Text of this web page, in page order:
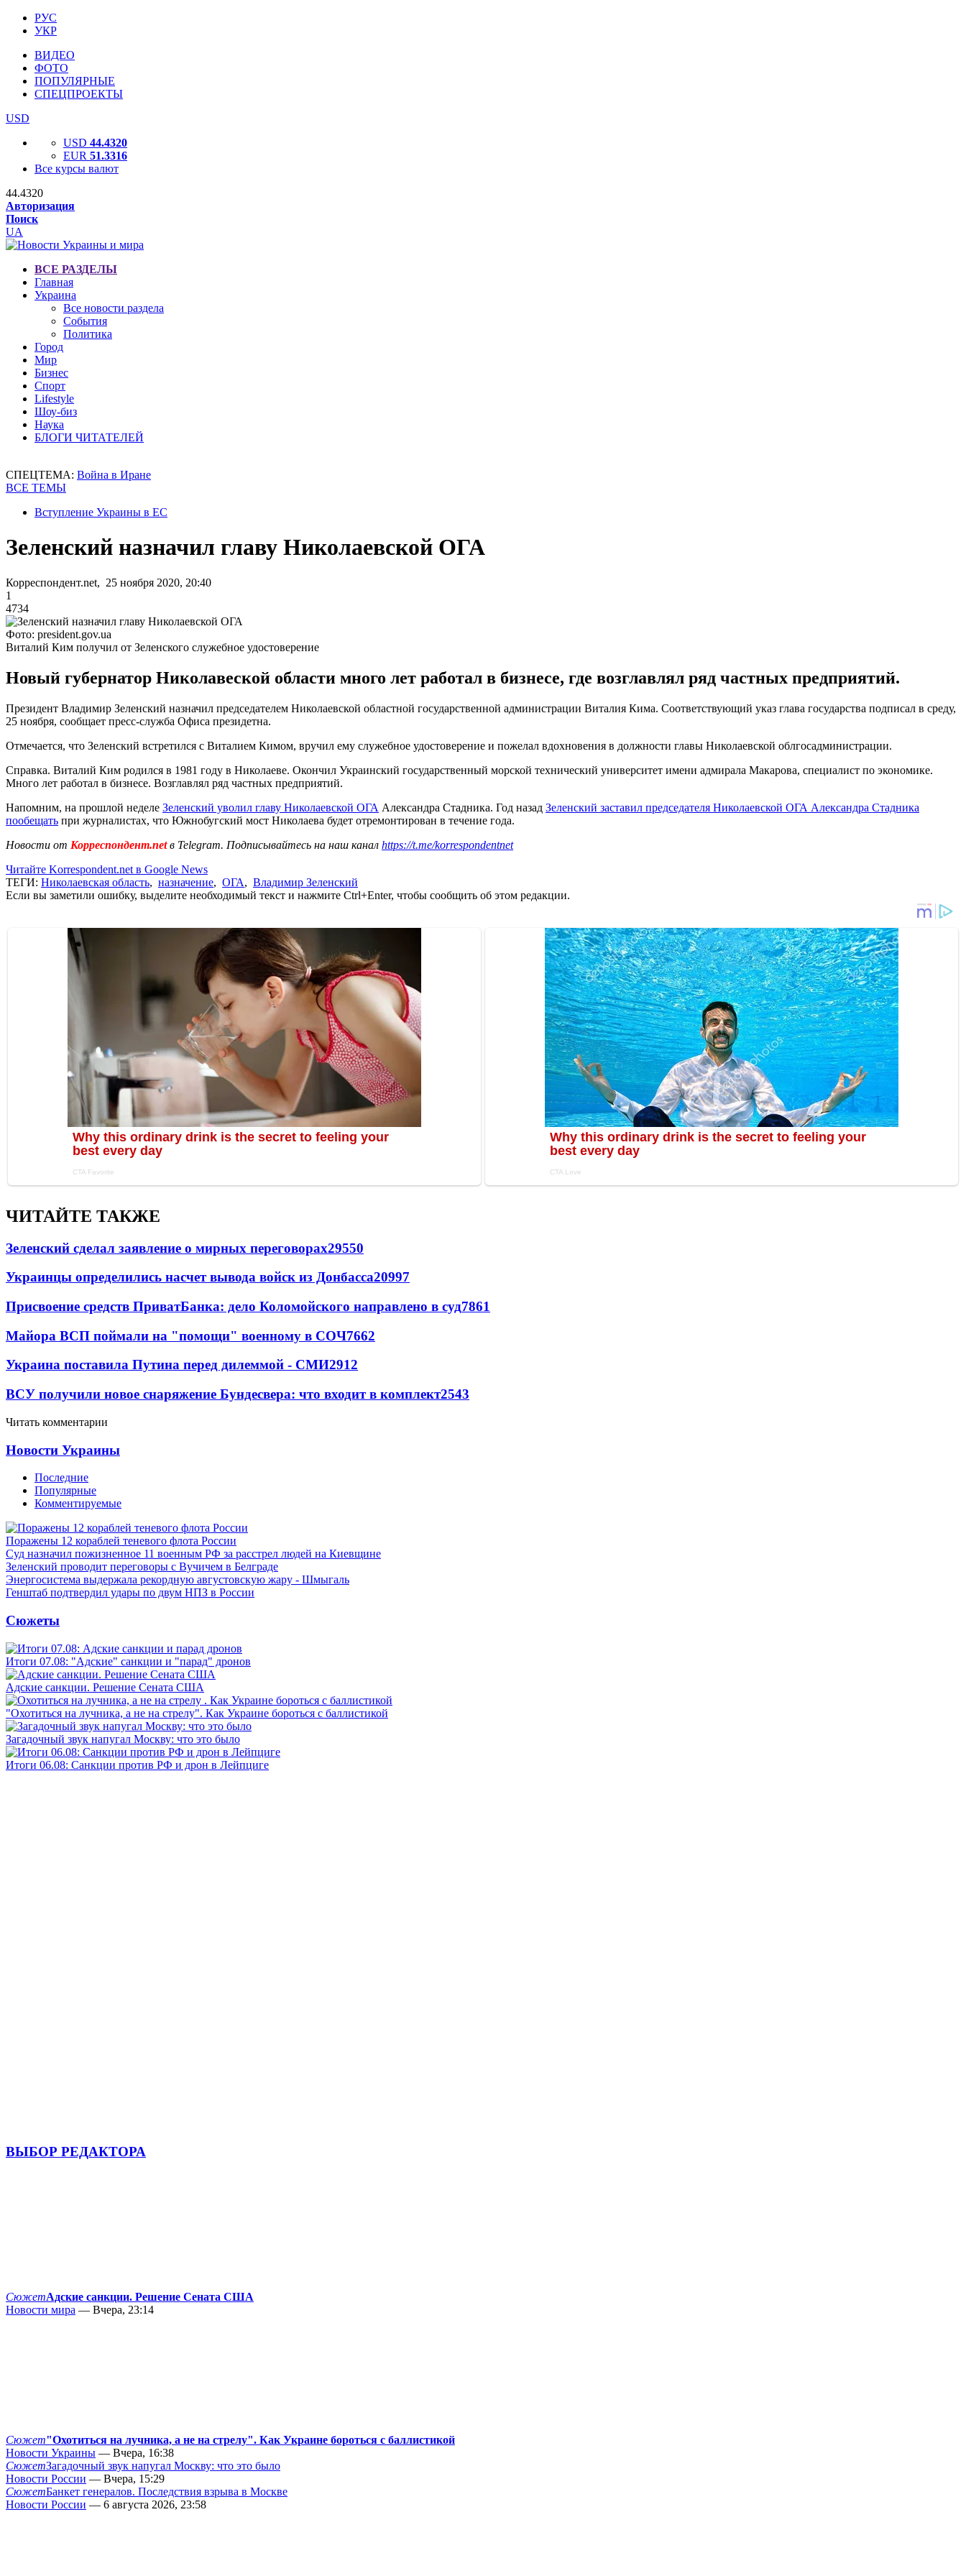
РУС
УКР
ВИДЕО
ФОТО
ПОПУЛЯРНЫЕ
СПЕЦПРОЕКТЫ
USD
USD 44.4320
EUR 51.3316
Все курсы валют
44.4320
Авторизация
Поиск
UA
ВСЕ РАЗДЕЛЫ
Главная
Украина
Все новости раздела
События
Политика
Город
Мир
Бизнес
Спорт
Lifestyle
Шоу-биз
Наука
БЛОГИ ЧИТАТЕЛЕЙ
СПЕЦТЕМА: Война в Иране
ВСЕ ТЕМЫ
Вступление Украины в ЕС
Зеленский назначил главу Николаевской ОГА
Корреспондент.net, 25 ноября 2020, 20:40
1
4734
Фото: president.gov.ua
Виталий Ким получил от Зеленского служебное удостоверение
Новый губернатор Николавеской области много лет работал в бизнесе, где возглавлял ряд частных предприятий.
Президент Владимир Зеленский назначил председателем Николаевской областной государственной администрации Виталия Кима. Соответствующий указ глава государства подписал в среду,
25 ноября, сообщает пресс-служба Офиса президетна.
Отмечается, что Зеленский встретился с Виталием Кимом, вручил ему служебное удостоверение и пожелал вдохновения в должности главы Николаевской облгосадминистрации.
Справка. Виталий Ким родился в 1981 году в Николаеве. Окончил Украинский государственный морской технический университет имени адмирала Макарова, специалист по экономике.
Много лет работал в бизнесе. Возглавлял ряд частных предприятий.
Напомним, на прошлой неделе Зеленский уволил главу Николаевской ОГА Александра Стадника. Год назад Зеленский заставил председателя Николаевской ОГА Александра Стадника
пообещать при журналистах, что Южнобугский мост Николаева будет отремонтирован в течение года.
Новости от Корреспондент.netв Telegram. Подписывайтесь на наш канал https://t.me/korrespondentnet
Читайте Korrespondent.net в Google News
ТЕГИ: Николаевская область, назначение, ОГА, Владимир Зеленский
Если вы заметили ошибку, выделите необходимый текст и нажмите Ctrl+Enter, чтобы сообщить об этом редакции.
ЧИТАЙТЕ ТАКЖЕ
Зеленский сделал заявление о мирных переговорах29550
Украинцы определились насчет вывода войск из Донбасса20997
Присвоение средств ПриватБанка: дело Коломойского направлено в суд7861
Майора ВСП поймали на "помощи" военному в СОЧ7662
Украина поставила Путина перед дилеммой - СМИ2912
ВСУ получили новое снаряжение Бундесвера: что входит в комплект2543
Читать комментарии
Новости Украины
Последние
Популярные
Комментируемые
Поражены 12 кораблей теневого флота России
Суд назначил пожизненное 11 военным РФ за расстрел людей на Киевщине
Зеленский проводит переговоры с Вучичем в Белграде
Энергосистема выдержала рекордную августовскую жару - Шмыгаль
Генштаб подтвердил удары по двум НПЗ в России
Сюжеты
Итоги 07.08: "Адские" санкции и "парад" дронов
Адские санкции. Решение Сената США
"Охотиться на лучника, а не на стрелу". Как Украине бороться с баллистикой
Загадочный звук напугал Москву: что это было
Итоги 06.08: Санкции против РФ и дрон в Лейпциге
ВЫБОР РЕДАКТОРА
СюжетАдские санкции. Решение Сената США
Новости мира — Вчера, 23:14
Сюжет"Охотиться на лучника, а не на стрелу". Как Украине бороться с баллистикой
Новости Украины — Вчера, 16:38
СюжетЗагадочный звук напугал Москву: что это было
Новости России — Вчера, 15:29
СюжетБанкет генералов. Последствия взрыва в Москве
Новости России — 6 августа 2026, 23:58